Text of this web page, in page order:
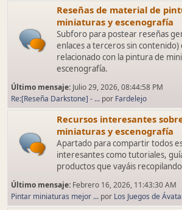
Reseñas de material de
miniaturas y escenografía
Subforo para postear reseñas
enlaces a terceros sin
relacionado con la pintura de
escenografía.
Último mensaje: Julio 29, 2026, 08:44:58 PM
Re:[Reseña Darkstone] - ... por Fardelejo
Recursos interesantes
miniaturas y escenografía
Apartado para compartir todos
interesantes como tutoriales,
productos que vayáis
Último mensaje: Febrero 16, 2026, 11:43:30 AM
Pintar miniaturas mejor ... por Los Juegos de